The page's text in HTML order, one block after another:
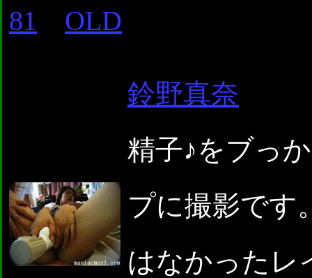
81
OLD
鈴野真奈
精子♪をブっ
プに撮影です
はなかったレ